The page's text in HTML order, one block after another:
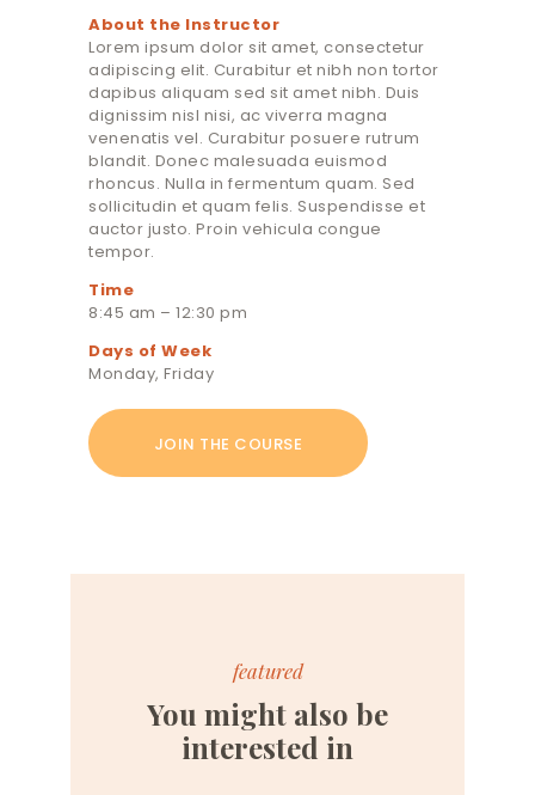
About the Instructor
Lorem ipsum dolor sit amet, consectetur
adipiscing elit. Curabitur et nibh non tortor
dapibus aliquam sed sit amet nibh. Duis
dignissim nisl nisi, ac viverra magna
venenatis vel. Curabitur posuere rutrum
blandit. Donec malesuada euismod
rhoncus. Nulla in fermentum quam. Sed
sollicitudin et quam felis. Suspendisse et
auctor justo. Proin vehicula congue
tempor.
Time
8:45 am – 12:30 pm
Days of Week
Monday, Friday
JOIN THE COURSE
featured
You might also be
interested in